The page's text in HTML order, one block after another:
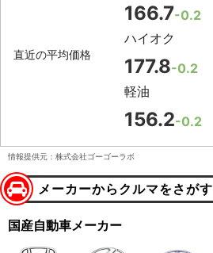
直近の平均価格
166.7-0.2
ハイオク
177.8-0.2
軽油
156.2-0.2
情報提供元：株式会社ゴーゴーラボ
メーカーからクルマをさがす
国産自動車メーカー